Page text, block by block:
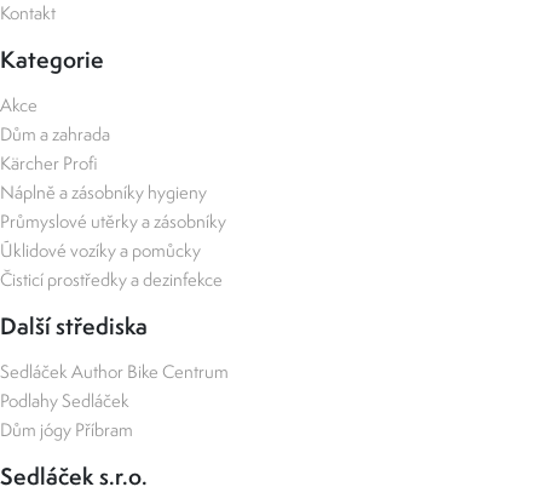
Kontakt
Kategorie
Akce
Dům a zahrada
Kärcher Profi
Náplně a zásobníky hygieny
Průmyslové utěrky a zásobníky
Úklidové vozíky a pomůcky
Čisticí prostředky a dezinfekce
Další střediska
Sedláček Author Bike Centrum
Podlahy Sedláček
Dům jógy Příbram
Sedláček s.r.o.